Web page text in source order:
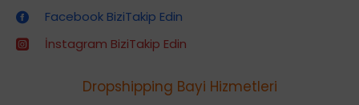
Facebook BiziTakip Edin
İnstagram BiziTakip Edin
Dropshipping Bayi Hizmetleri